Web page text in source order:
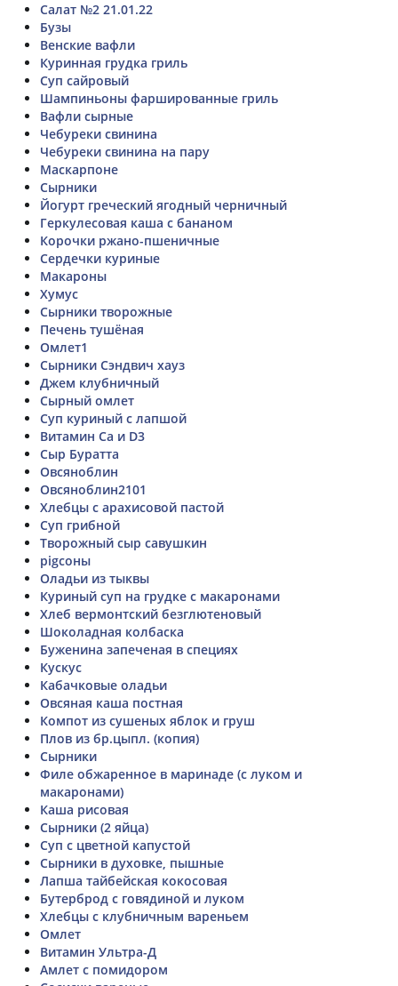
Салат №2 21.01.22
Бузы
Венские вафли
Куринная грудка гриль
Суп сайровый
Шампиньоны фаршированные гриль
Вафли сырные
Чебуреки свинина
Чебуреки свинина на пару
Маскарпоне
Сырники
Йогурт греческий ягодный черничный
Геркулесовая каша с бананом
Корочки ржано-пшеничные
Сердечки куриные
Макароны
Хумус
Сырники творожные
Печень тушёная
Омлет1
Сырники Сэндвич хауз
Джем клубничный
Сырный омлет
Суп куриный с лапшой
Витамин Ca и D3
Сыр Буратта
Овсяноблин
Овсяноблин2101
Хлебцы с арахисовой пастой
Суп грибной
Творожный сыр савушкин
pigсоны
Оладьи из тыквы
Куриный суп на грудке с макаронами
Хлеб вермонтский безглютеновый
Шоколадная колбаска
Буженина запеченая в специях
Кускус
Кабачковые оладьи
Овсяная каша постная
Компот из сушеных яблок и груш
Плов из бр.цыпл. (копия)
Сырники
Филе обжаренное в маринаде (с луком и
макаронами)
Каша рисовая
Сырники (2 яйца)
Суп с цветной капустой
Сырники в духовке, пышные
Лапша тайбейская кокосовая
Бутерброд с говядиной и луком
Хлебцы с клубничным вареньем
Омлет
Витамин Ультра-Д
Амлет с помидором